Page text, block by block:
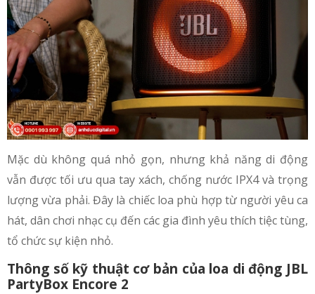
Mặc dù không quá nhỏ gọn, nhưng khả năng di động
vẫn được tối ưu qua tay xách, chống nước IPX4 và trọng
lượng vừa phải. Đây là chiếc loa phù hợp từ người yêu ca
hát, dân chơi nhạc cụ đến các gia đình yêu thích tiệc tùng,
tổ chức sự kiện nhỏ.
Thông số kỹ thuật cơ bản của loa di động JBL
PartyBox Encore 2